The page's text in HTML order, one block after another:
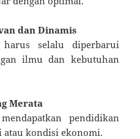
dan Dinamis
harus selalu diperbarui
ilmu dan kebutuhan
Merata
pendidikan
atau kondisi ekonomi.